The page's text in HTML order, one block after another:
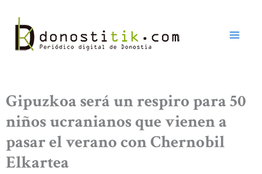
contenido
Gipuzkoa será un respiro para 50
niños ucranianos que vienen a
pasar el verano con Chernobil
Elkartea